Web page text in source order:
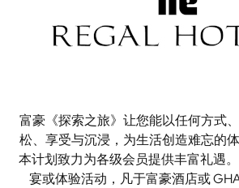
富豪《探索之旅》让您能以任何方式
松、享受与沉浸，为生活创造难忘的
本计划致力为各级会员提供丰富礼遇
宴或体验活动，凡于富豪酒店或